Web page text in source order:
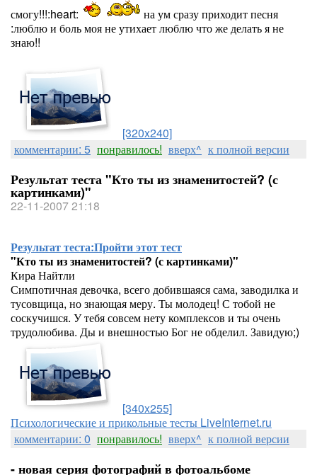
смогу!!!:heart:
на ум сразу приходит песня
:люблю и боль моя не утихает люблю что же делать я не
знаю!!
[320x240]
комментарии: 5 понравилось! вверх^ к полной версии
Результат теста "Кто ты из знаменитостей? (с
картинками)"
22-11-2007 21:18
Результат теста:Пройти этот тест
"Кто ты из знаменитостей? (с картинками)"
Кира Найтли
Симпотичная девочка, всего добившаяся сама, заводилка и
тусовщица, но знающая меру. Ты молодец! С тобой не
соскучишся. У тебя совсем нету комплексов и ты очень
трудолюбива. Ды и внешностью Бог не обделил. Завидую;)
[340x255]
Психологические и прикольные тесты LiveInternet.ru
комментарии: 0 понравилось! вверх^ к полной версии
- новая серия фотографий в фотоальбоме